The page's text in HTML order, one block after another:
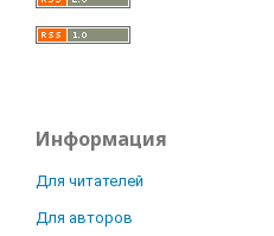
Информация
Для читателей
Для авторов